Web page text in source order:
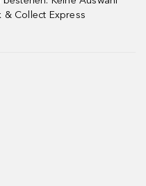
Collect Express